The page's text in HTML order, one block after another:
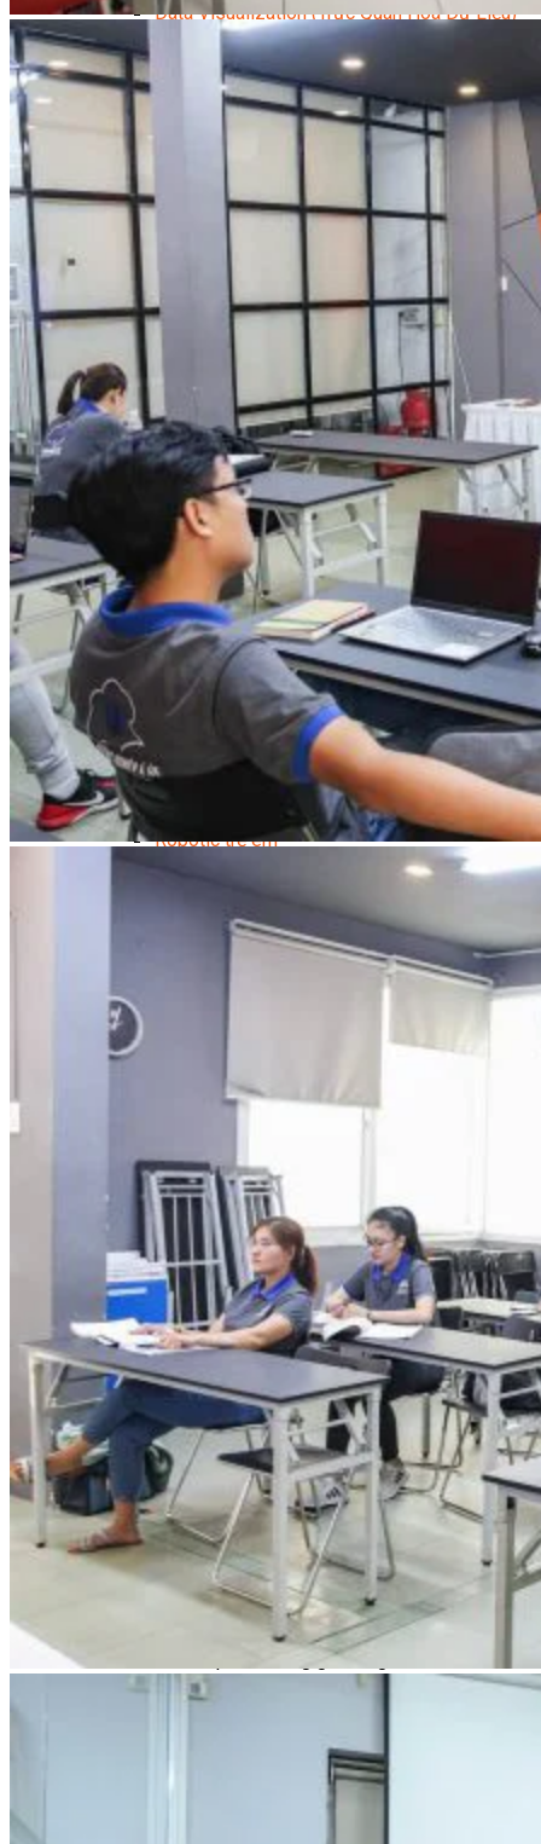
Data Visualization (Trực Quan Hóa Dữ Liệu)
Data System (Quản Trị Dữ Liệu)
Chuyên Viên Lập Trình (Full Stack)
Chuyên Viên Lập Trình Website (Full Stack)
Chuyên Viên Lập Trình Mobile (Full Stack)
Trọn Bộ Công Cụ AI Văn Phòng
Trọn Bộ Công Cụ AI Ứng Dụng Giảng Dạy
Lập Trình Cho Trẻ Em
Tin Học Ứng Dụng
Thiết Kế (Design)
Thiết Kế Đồ Họa Chuyên Nghiệp
Chuyên Viên Thiết Kế Nội Thất
3D Game Art & Design
Mỹ Thuật Đa Phương Tiện
3D Animation
Mỹ Thuật Số – Digital Art
Motion Graphics Basic
Adobe Photoshop – Illustrator
Hội Họa Thiếu Nhi
Digital Art For Kids
Venus Academy
Sunny STEAM Academy
Trại Hè Kỹ Năng
Trại Hè Hướng Nghiệp
Chuyên Đề Á Âu Kitchen For Kid & Teen
Chuyên Đề Kỹ Năng Sống
Khóa Học Nấu Ăn Cho Bé
Hội Họa Thiếu Nhi
Digital Art For Kids
Khóa Học Thiết Kế Truyện Tranh Ai
Khóa Học Họa Sĩ Ai
Khóa Học Biên Tập Video Với Ai
Mc Nhí
Kỳ Thủ Cờ Vua
Lập Trình Cho Trẻ Em
Robotic trẻ em
Sơ Cấp Cứu Cho Trẻ Em
Toán Tư Duy
Kỹ Thuật Chế Biến Món Ăn
Kỹ Thuật Làm Bánh
Kỹ Thuật Pha Chế Đồ Uống
Quản Trị Khách Sạn
Quản Lý Kinh Doanh Nhà Hàng Và Dịch Vụ Ăn Uống
Marketing
Tạo Mẫu Và Chăm Sóc Sắc Đẹp
Truyền Thông Đa Phương Tiện
Công Nghệ Thông Tin
An Ninh Mạng
Thiết Kế Đồ Họa
Âm Nhạc
Điện Công Nghiệp Và Dân Dụng
Văn Hóa Phổ Thông
Nâng Cao Năng Lực Tiếng Anh – Chuẩn TOEIC
Tin Tức
HỌC BỔNG 2026
Học kỹ năng
Đào Tạo Nghề
Hoạt Động
Văn Hóa Ẩm Thực Việt Nam
Sự Kiện Hướng Nghiệp Á Âu
Siêu Thị ĐVP Market
Chưa có sản phẩm trong giỏ hàng.
Chưa có sản phẩm trong giỏ hàng.